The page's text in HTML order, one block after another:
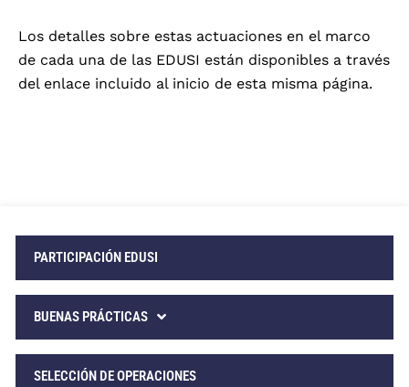
Los detalles sobre estas actuaciones en el marco
de cada una de las EDUSI están disponibles a través
del enlace incluido al inicio de esta misma página.
PARTICIPACIÓN EDUSI
BUENAS PRÁCTICAS
SELECCIÓN DE OPERACIONES